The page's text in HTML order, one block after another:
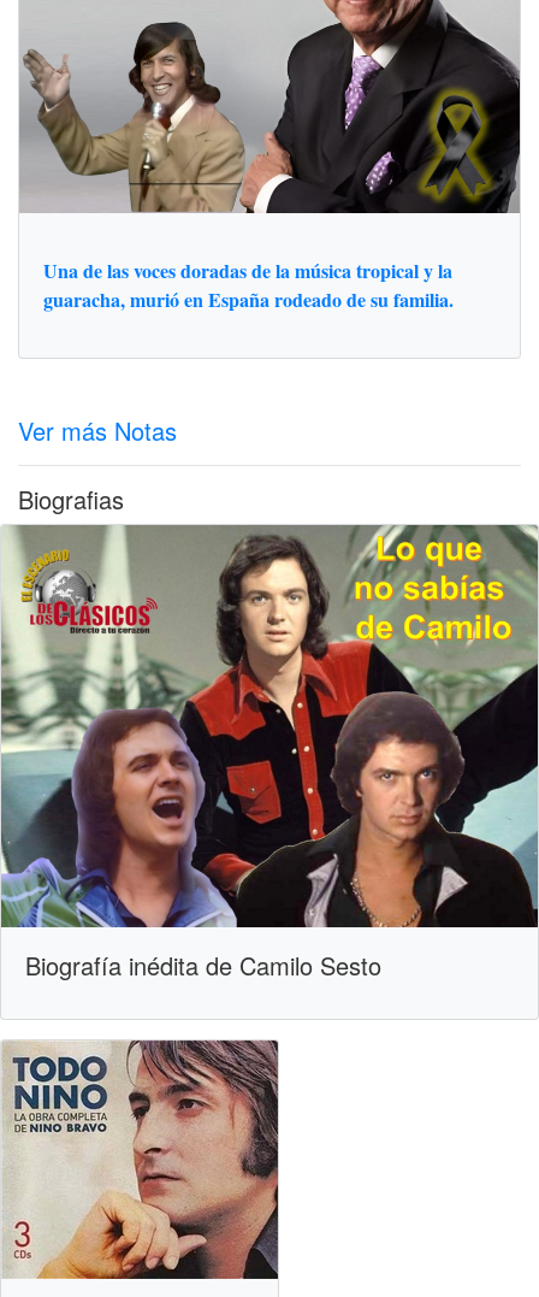
Una de las voces doradas de la música tropical y la
guaracha, murió en España rodeado de su familia.
Ver más Notas
Biografias
Biografía inédita de Camilo Sesto